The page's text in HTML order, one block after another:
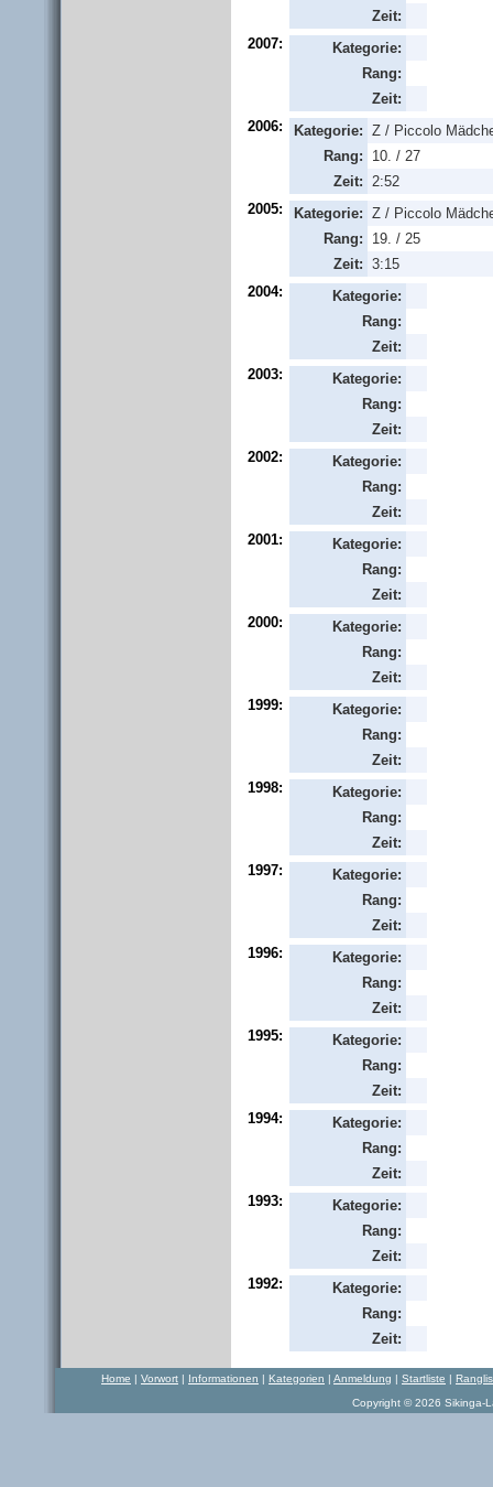
Zeit:
2007:
Kategorie:
Rang:
Zeit:
2006:
Kategorie: Z / Piccolo
Rang:
10. / 27
Zeit:
2:52
2005:
Kategorie: Z / Piccolo
Rang:
19. / 25
Zeit: 3:15
2004:
Kategorie:
Rang:
Zeit:
2003:
Kategorie:
Rang:
Zeit:
2002:
Kategorie:
Rang:
Zeit:
2001:
Kategorie:
Rang:
Zeit:
2000:
Kategorie:
Rang:
Zeit:
1999:
Kategorie:
Rang:
Zeit:
1998:
Kategorie:
Rang:
Zeit:
1997:
Kategorie:
Rang:
Zeit:
1996:
Kategorie:
Rang:
Zeit:
1995:
Kategorie:
Rang:
Zeit:
1994:
Kategorie:
Rang:
Zeit:
1993:
Kategorie:
Rang:
Zeit:
1992:
Kategorie:
Rang:
Zeit:
Home | Vorwort | Informationen | Kategorien | Anmeldung | Startliste |
Copyright © 2026 Sikinga-